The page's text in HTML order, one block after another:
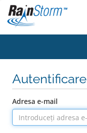
Autentificare
Adresa e-mail